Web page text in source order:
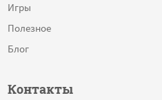
Игры
Полезное
Блог
Контакты